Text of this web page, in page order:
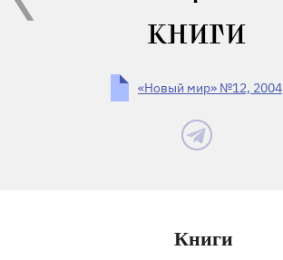
КНИГИ
«Новый мир» №12, 2004
Книги